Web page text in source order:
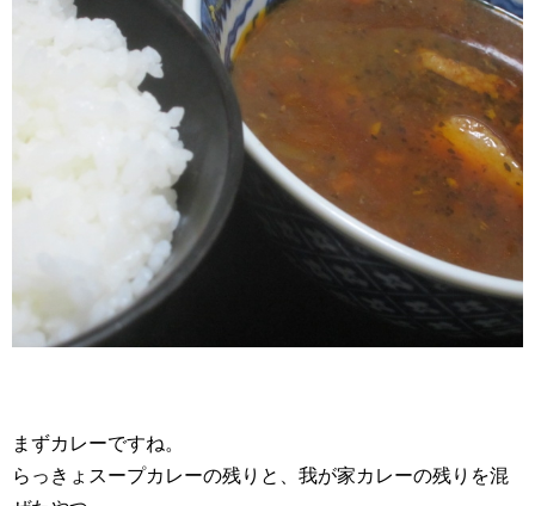
まずカレーですね。
らっきょスープカレーの残りと、我が家カレーの残りを混